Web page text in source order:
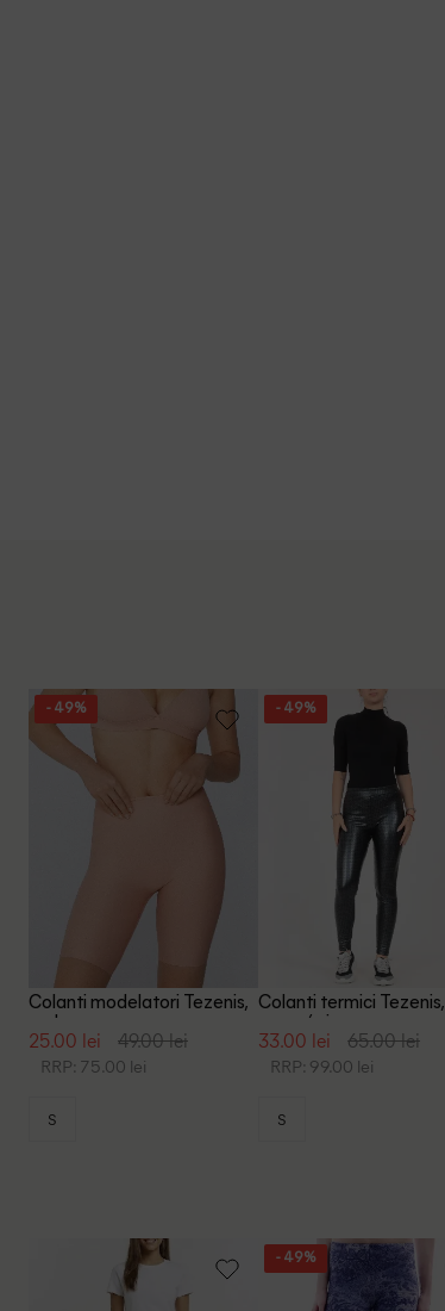
- 49%
Colanti modelatori Tezenis,
nude
25.00 lei 49.00 lei
RRP: 75.00 lei
S
- 49%
Colanti termici Tezenis,
negru/gri
33.00 lei 65.00 lei
RRP: 99.00 lei
S
- 49%